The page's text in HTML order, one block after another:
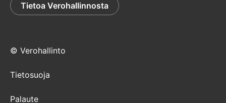
Tietoa Verohallinnosta
© Verohallinto
Tietosuoja
Palaute